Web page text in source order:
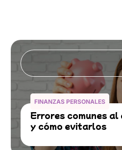
FINANZAS PERSONALES
Errores comunes al
y cómo evitarlos